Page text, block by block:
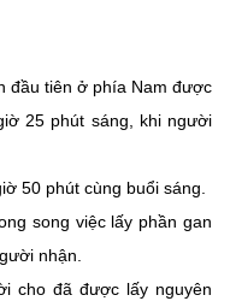
đầu tiên ở phía Nam được
25 phút sáng, khi người
50 phút cùng buổi sáng.
song việc lấy phần gan
nhận.
cho đã được lấy nguyên